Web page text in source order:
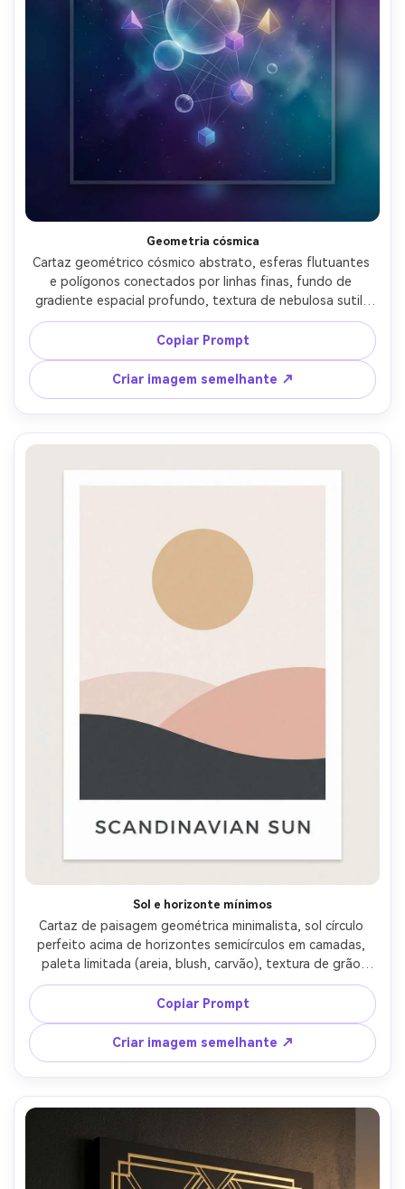
Geometria cósmica
Cartaz geométrico cósmico abstrato, esferas flutuantes
e polígonos conectados por linhas finas, fundo de
gradiente espacial profundo, textura de nebulosa sutil,
pontos de estrelas minúsculas, olhar vetor-encontra-
digital limpo, composição centrada com substituição para
manchete moderno, humor sonhador de ficção científica,
lente de 85mm, profundidade de campo rasa, iluminação
cinematográfica suave-AR 4:5
Copiar Prompt
Criar imagem semelhante ↗
Sol e horizonte mínimos
Cartaz de paisagem geométrica minimalista, sol círculo
perfeito acima de horizontes semicírculos em camadas,
paleta limitada (areia, blush, carvão), textura de grão
macio, margens limpas, área de tipografia moderna
simples, estilo de arte de parede escandinava calma, lente
de 85mm, profundidade de campo rasa-AR 4:5
Copiar Prompt
Criar imagem semelhante ↗